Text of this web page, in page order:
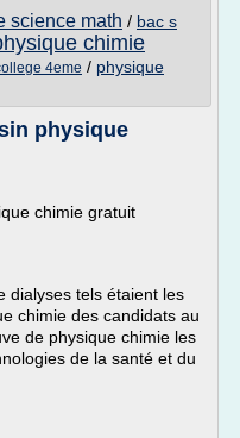
science math / bac s
chimie
4eme / physique
physique
chimie gratuit
dialyses tels étaient les
chimie des candidats au
de physique chimie les
de la santé et du